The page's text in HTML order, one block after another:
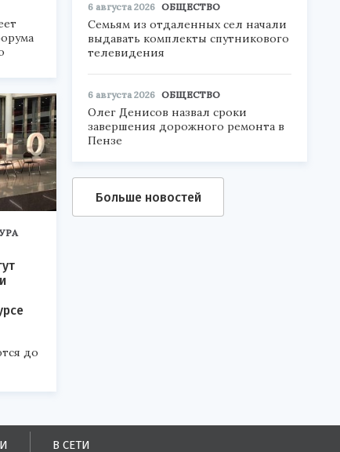
до
6 августа 2026 ОБЩЕСТВО
Семьям из отдаленных сел начали
выдавать комплекты спутникового
телевидения
6 августа 2026 ОБЩЕСТВО
Олег Денисов назвал сроки
завершения дорожного ремонта в
Пензе
Больше новостей
В СЕТИ